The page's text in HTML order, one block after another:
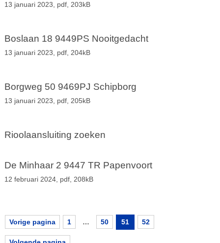
13 januari 2023, pdf, 203kB
Boslaan 18 9449PS Nooitgedacht
13 januari 2023, pdf, 204kB
Borgweg 50 9469PJ Schipborg
13 januari 2023, pdf, 205kB
Rioolaansluiting zoeken
De Minhaar 2 9447 TR Papenvoort
12 februari 2024, pdf, 208kB
Vorige pagina 1 … 50 51 52